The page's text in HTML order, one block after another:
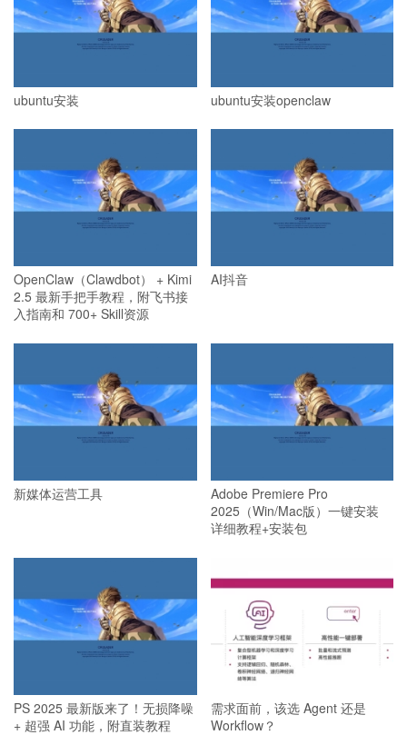
ubuntu安装 ubuntu安装openclaw
OpenClaw（Clawdbot） + Kimi
2.5 最新手把手教程，附飞书接
入指南和 700+ Skill资源
AI抖音
新媒体运营工具
Adobe Premiere Pro
2025（Win/Mac版）一键安装
详细教程+安装包
PS 2025 最新版来了！无损降噪
+ 超强 AI 功能，附直装教程
需求面前，该选 Agent 还是
Workflow？